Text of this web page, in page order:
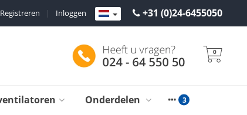
+31 (0)24-6455050
Inloggen
|
Registreren
0
Onderdelen